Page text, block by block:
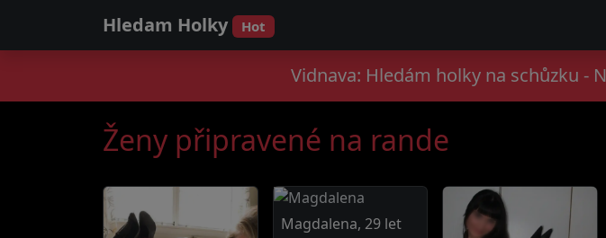
Hledam Holky Hot
Vidnava: Hledám holky na schůzku -
Ženy připravené na rande
Magdalena, 29 let